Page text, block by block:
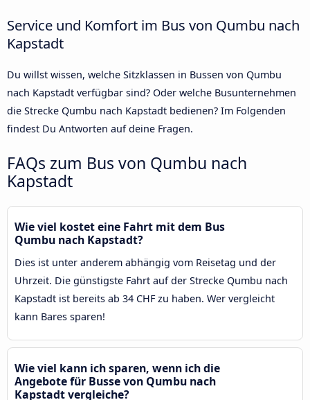
Service und Komfort im Bus von Qumbu nach
Kapstadt
Du willst wissen, welche Sitzklassen in Bussen von Qumbu
nach Kapstadt verfügbar sind? Oder welche Busunternehmen
die Strecke Qumbu nach Kapstadt bedienen? Im Folgenden
findest Du Antworten auf deine Fragen.
FAQs zum Bus von Qumbu nach
Kapstadt
Wie viel kostet eine Fahrt mit dem Bus
Qumbu nach Kapstadt?
Dies ist unter anderem abhängig vom Reisetag und der
Uhrzeit. Die günstigste Fahrt auf der Strecke Qumbu nach
Kapstadt ist bereits ab 34 CHF zu haben. Wer vergleicht
kann Bares sparen!
Wie viel kann ich sparen, wenn ich die
Angebote für Busse von Qumbu nach
Kapstadt vergleiche?